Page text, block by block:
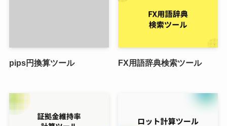
pips円換算ツール FX用語辞典検索ツール